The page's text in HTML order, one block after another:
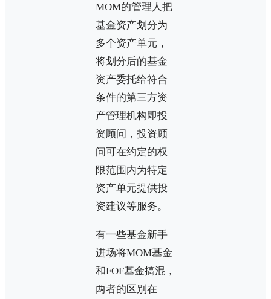
MOM的管理人把
基金资产划分为
多个资产单元，
将划分后的基金
资产委托给符合
条件的第三方资
产管理机构即投
资顾问，投资顾
问可在约定的权
限范围内为特定
资产单元提供投
资建议等服务。
有一些基金新手
进场将MOM基金
和FOF基金搞混，
两者的区别在